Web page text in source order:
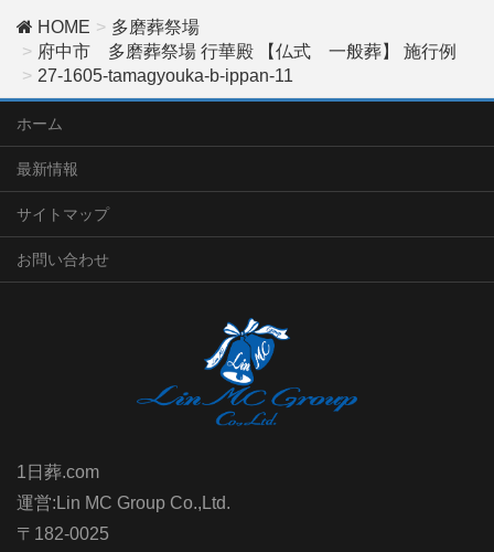
HOME
多磨葬祭場
府中市 多磨葬祭場 行華殿 【仏式 一般葬】 施行例
27-1605-tamagyouka-b-ippan-11
ホーム
最新情報
サイトマップ
お問い合わせ
1日葬.com
運営:Lin MC Group Co.,Ltd.
〒182-0025